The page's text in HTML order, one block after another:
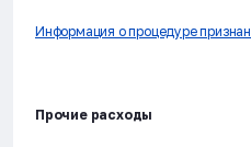
Информация о процедуре
Прочие расходы